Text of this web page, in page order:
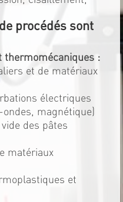
procédés sont
thermomécaniques :
et de matériaux
électriques
magnétique)
des pâtes
matériaux
et